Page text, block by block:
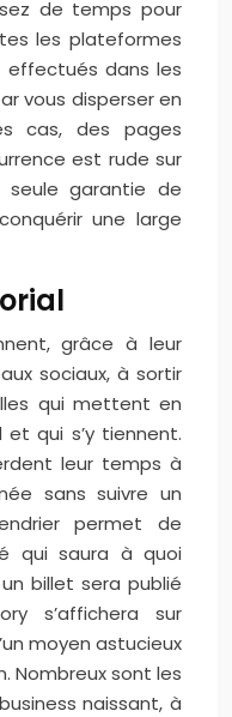
de temps pour
les plateformes
effectués dans les
vous disperser en
cas, des pages
est rude sur
seule garantie de
une large
grâce à leur
sociaux, à sortir
qui mettent en
qui s’y tiennent.
leur temps à
sans suivre un
permet de
qui saura à quoi
billet sera publié
s’affichera sur
moyen astucieux
Nombreux sont les
naissant, à